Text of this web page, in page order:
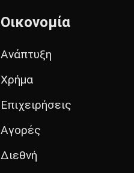
Οικονομία
Ανάπτυξη
Χρήμα
Επιχειρήσεις
Αγορές
Διεθνή